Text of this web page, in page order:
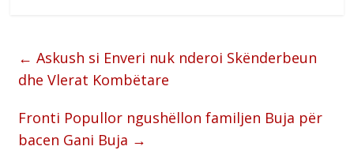
← Askush si Enveri nuk nderoi Skënderbeun
dhe Vlerat Kombëtare
Fronti Popullor ngushëllon familjen Buja për
bacen Gani Buja →